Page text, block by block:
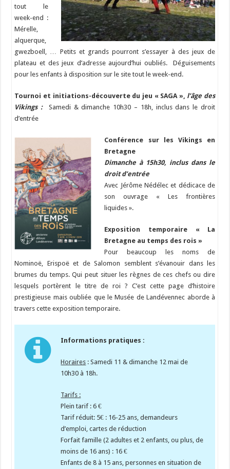
tout le
week-end :
Mérelle,
alquerque,
gwezboell, … Petits et grands pourront s’essayer à des jeux de
plateau et des jeux d’adresse aujourd’hui oubliés. Déguisements
pour les enfants à disposition sur le site tout le week-end.
Tournoi et initiations-découverte du jeu « SAGA », l’âge des
Vikings : Samedi & dimanche 10h30 – 18h, inclus dans le droit
d’entrée
Conférence sur les Vikings en
Bretagne
Dimanche à 15h30, inclus dans le
droit d’entrée
Avec Jérôme Nédélec et dédicace de
son ouvrage « Les frontières
liquides ».
Exposition temporaire « La
Bretagne au temps des rois »
Pour beaucoup les noms de
Nominoë, Erispoë et de Salomon semblent s’évanouir dans les
brumes du temps. Qui peut situer les règnes de ces chefs ou dire
lesquels portèrent le titre de roi ? C’est cette page d’histoire
prestigieuse mais oubliée que le Musée deLandévennec aborde à
travers cette exposition temporaire.
Informations pratiques :
Horaires : Samedi 11 & dimanche 12 mai de
10h30 à 18h.
Tarifs :
Plein tarif : 6 €
Tarif réduit: 5€ : 16-25 ans, demandeurs
d’emploi, cartes de réduction
Forfait famille (2 adultes et 2 enfants, ou plus, de
moins de 16 ans) : 16 €
Enfants de 8 à 15 ans, personnes en situation de